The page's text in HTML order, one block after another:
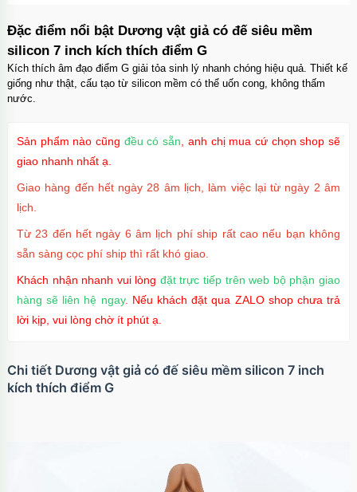
suốt tối giản
MãOP16MXtrị giá70.000₫
MãOP16Prtrị giá70.000₫
Ốp lưng iPhone 16 TPU Space trong suốt tối
giản
Mã OP16 trị giá70.000₫
Ốp lưng MagSafe iPhone 17 Air Clear Case
trong suốt
Đặc điểm nổi bật Dương vật giả có đế siêu mềm
silicon 7 inch kích thích điểm G
Kích thích âm đạo điểm G giải tỏa sinh lý nhanh chóng hiệu quả. Thiết kế
giống như thật, cấu tạo từ silicon mềm có thể uốn cong, không thấm
nước.
Sản phẩm nào cũng đều có sẵn , anh chị mua cứ chọn shop sẽ
giao nhanh nhất ạ.
Giao hàng đến hết ngày 28 âm lịch, làm việc lại từ ngày 2 âm
lịch.
Từ 23 đến hết ngày 6 âm lịch phí ship rất cao nếu bạn không
sẵn sàng cọc phí ship thì rất khó giao.
Khách nhận nhanh vui lòng đặt trực tiếp trên web bộ phận giao
hàng sẽ liên hệ ngay. Nếu khách đặt qua ZALO shop chưa trả
lời kịp, vui lòng chờ ít phút ạ.
Chi tiết Dương vật giả có đế siêu mềm silicon 7 inch
kích thích điểm G